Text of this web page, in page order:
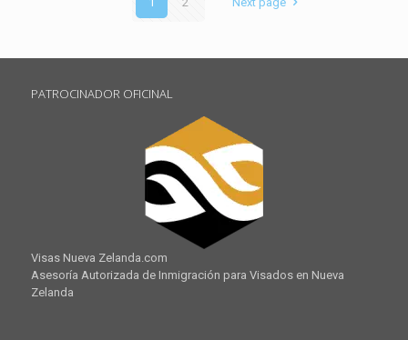
PATROCINADOR OFICINAL
Visas Nueva Zelanda.com
Asesoría Autorizada de Inmigración para Visados en Nueva
Zelanda